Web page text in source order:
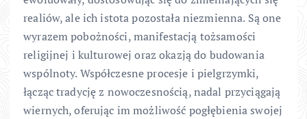
realiów, ale ich istota pozostała niezmienna. Są one
wyrazem pobożności, manifestacją tożsamości
religijnej i kulturowej oraz okazją do budowania
wspólnoty. Współczesne procesje i pielgrzymki,
łącząc tradycję z nowoczesnością, nadal przyciągają
wiernych, oferując im możliwość pogłębienia swojej